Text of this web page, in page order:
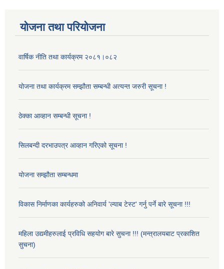
योजना तथा परियोजना
वार्षिक नीति तथा कार्यक्रम २०८१।०८२
योजना तथा कार्यक्रम सम्झौता सम्बन्धी अत्यन्त जरुरी सूचना !
ठेक्का आव्हान सम्बन्धी सूचना !
सिलबन्दी दरभाउपत्र आव्हान गरिएको सूचना !
योजना सम्झौता सम्बन्धमा
विकास निर्माणका कार्यहरुको अनिवार्य 'ल्याब टेस्ट' गर्नु पर्ने बारे सूचना !!!
महिला उद्यमीहरुलाई प्रविधि सहयोग बारे सुचना !!! (मन्त्रालयबाट प्रकाशित
सुचना)